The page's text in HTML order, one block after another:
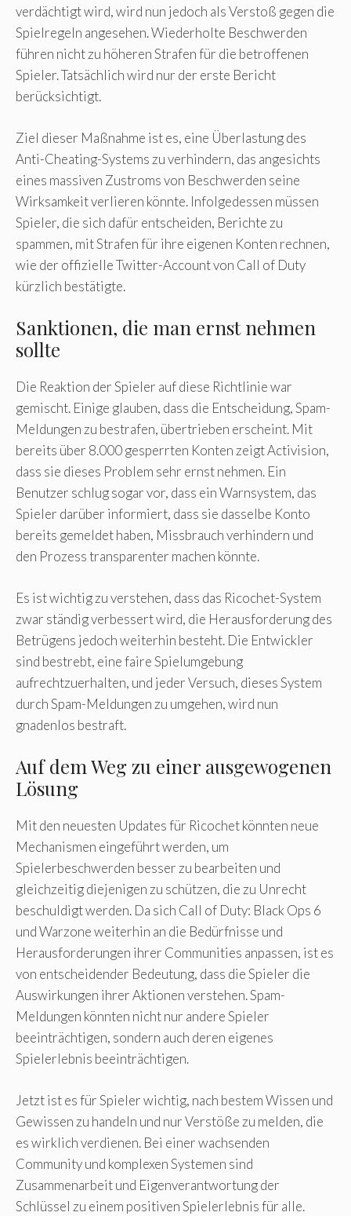
verdächtigt wird, wird nun jedoch als Verstoß gegen die
Spielregeln angesehen. Wiederholte Beschwerden
führen nicht zu höheren Strafen für die betroffenen
Spieler. Tatsächlich wird nur der erste Bericht
berücksichtigt.
Ziel dieser Maßnahme ist es, eine Überlastung des
Anti-Cheating-Systems zu verhindern, das angesichts
eines massiven Zustroms von Beschwerden seine
Wirksamkeit verlieren könnte. Infolgedessen müssen
Spieler, die sich dafür entscheiden, Berichte zu
spammen, mit Strafen für ihre eigenen Konten rechnen,
wie der offizielle Twitter-Account von Call of Duty
kürzlich bestätigte.
Sanktionen, die man ernst nehmen
sollte
Die Reaktion der Spieler auf diese Richtlinie war
gemischt. Einige glauben, dass die Entscheidung, Spam-
Meldungen zu bestrafen, übertrieben erscheint. Mit
bereits über 8.000 gesperrten Konten zeigt Activision,
dass sie dieses Problem sehr ernst nehmen. Ein
Benutzer schlug sogar vor, dass ein Warnsystem, das
Spieler darüber informiert, dass sie dasselbe Konto
bereits gemeldet haben, Missbrauch verhindern und
den Prozess transparenter machen könnte.
Es ist wichtig zu verstehen, dass das Ricochet-System
zwar ständig verbessert wird, die Herausforderung des
Betrügens jedoch weiterhin besteht. Die Entwickler
sind bestrebt, eine faire Spielumgebung
aufrechtzuerhalten, und jeder Versuch, dieses System
durch Spam-Meldungen zu umgehen, wird nun
gnadenlos bestraft.
Auf dem Weg zu einer ausgewogenen
Lösung
Mit den neuesten Updates für Ricochet könnten neue
Mechanismen eingeführt werden, um
Spielerbeschwerden besser zu bearbeiten und
gleichzeitig diejenigen zu schützen, die zu Unrecht
beschuldigt werden. Da sich Call of Duty: Black Ops 6
und Warzone weiterhin an die Bedürfnisse und
Herausforderungen ihrer Communities anpassen, ist es
von entscheidender Bedeutung, dass die Spieler die
Auswirkungen ihrer Aktionen verstehen. Spam-
Meldungen könnten nicht nur andere Spieler
beeinträchtigen, sondern auch deren eigenes
Spielerlebnis beeinträchtigen.
Jetzt ist es für Spieler wichtig, nach bestem Wissen und
Gewissen zu handeln und nur Verstöße zu melden, die
es wirklich verdienen. Bei einer wachsenden
Community und komplexen Systemen sind
Zusammenarbeit und Eigenverantwortung der
Schlüssel zu einem positiven Spielerlebnis für alle.